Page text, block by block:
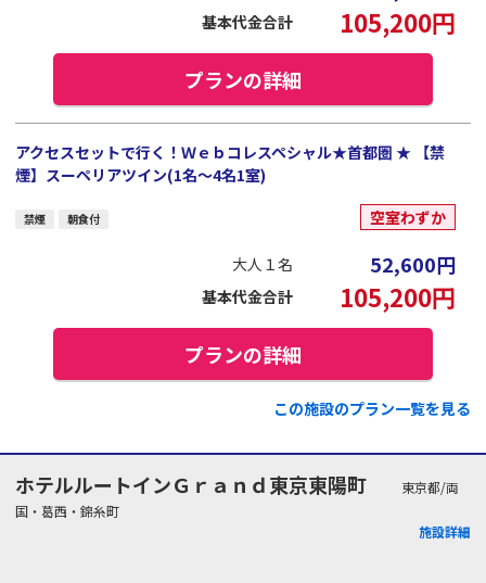
基本代金合計 105,200円
プランの詳細
アクセスセットで行く！Ｗｅｂコレスペシャル★首都圏 ★ 【禁
煙】スーペリアツイン(1名～4名1室)
禁煙 朝食付 空室わずか
大人１名 52,600円
基本代金合計 105,200円
プランの詳細
この施設のプラン一覧を見る
ホテルルートインＧｒａｎｄ東京東陽町
東京都/両
国・葛西・錦糸町
施設詳細